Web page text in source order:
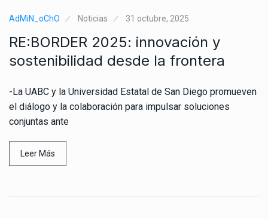
AdMiN_oChO Noticias 31 octubre, 2025
RE:BORDER 2025: innovación y
sostenibilidad desde la frontera
-La UABC y la Universidad Estatal de San Diego promueven
el diálogo y la colaboración para impulsar soluciones
conjuntas ante
Leer Más